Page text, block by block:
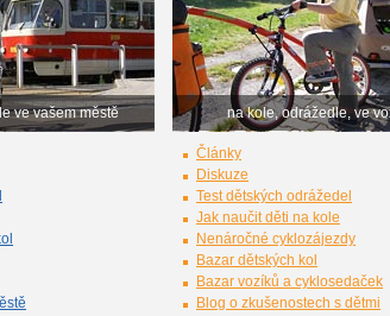
ve vašem městě na kole, odrážedle, ve
Články
Diskuze
Test dětských odrážedel
Jak naučit děti na kole
Nenáročné cyklozájezdy
Bazar dětských kol
Bazar vozíků a cyklosedaček
Blog o zkušenostech s dětmi